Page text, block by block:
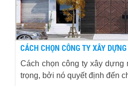
CÁCH CHỌN CÔNG TY XÂY
Cách chọn công ty xây dựng
trọng, bởi nó quyết định đến